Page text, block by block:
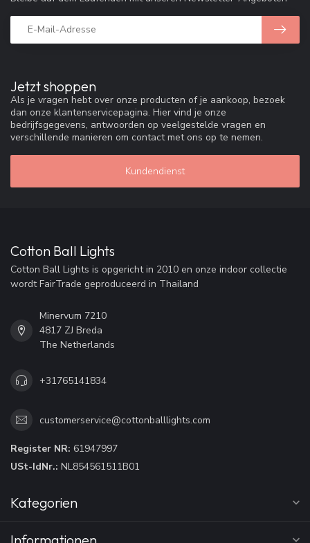
Jetzt shoppen
Als je vragen hebt over onze producten of je aankoop, bezoek
dan onze klantenservicepagina. Hier vind je onze
bedrijfsgegevens, antwoorden op veelgestelde vragen en
verschillende manieren om contact met ons op te nemen.
Kundendienst
Cotton Ball Lights
Cotton Ball Lights is opgericht in 2010 en onze indoor collectie
wordt FairTrade geproduceerd in Thailand
Minervum 7210
4817 ZJ Breda
The Netherlands
+31765141834
customerservice@cottonballlights.com
Register NR: 61947997
USt-IdNr.: NL854561511B01
Kategorien